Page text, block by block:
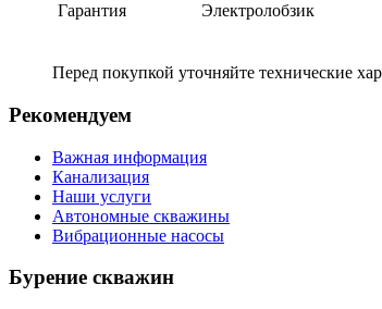
Гарантия
Электролобзик
Перед покупкой уточняйте технические
Рекомендуем
Важная информация
Канализация
Наши услуги
Автономные скважины
Вибрационные насосы
Бурение скважин